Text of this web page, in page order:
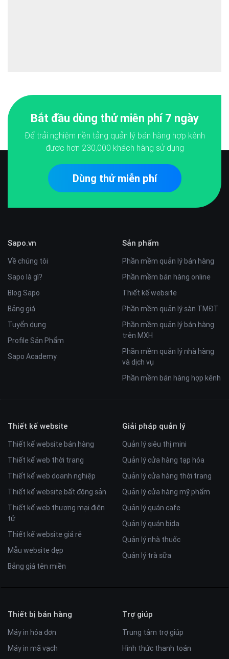
Bắt đầu dùng thử miễn phí 7 ngày
Để trải nghiệm nền tảng quản lý bán hàng hợp kênh
được hơn 230,000 khách hàng sử dụng
Dùng thử miễn phí
Sapo.vn
Về chúng tôi
Sapo là gì?
Blog Sapo
Bảng giá
Tuyển dụng
Profile Sản Phẩm
Sapo Academy
Sản phẩm
Phần mềm quản lý bán hàng
Phần mềm bán hàng online
Thiết kế website
Phần mềm quản lý sàn TMĐT
Phần mềm quản lý bán hàng
trên MXH
Phần mềm quản lý nhà hàng
và dịch vụ
Phần mềm bán hàng hợp kênh
Thiết kế website
Thiết kế website bán hàng
Thiết kế web thời trang
Thiết kế web doanh nghiệp
Thiết kế website bất động sản
Thiết kế web thương mại điện
tử
Thiết kế website giá rẻ
Mẫu website đẹp
Bảng giá tên miền
Giải pháp quản lý
Quản lý siêu thị mini
Quản lý cửa hàng tạp hóa
Quản lý cửa hàng thời trang
Quản lý cửa hàng mỹ phẩm
Quản lý quán cafe
Quản lý quán bida
Quản lý nhà thuốc
Quản lý trà sữa
Thiết bị bán hàng
Máy in hóa đơn
Máy in mã vạch
Trợ giúp
Trung tâm trợ giúp
Hình thức thanh toán